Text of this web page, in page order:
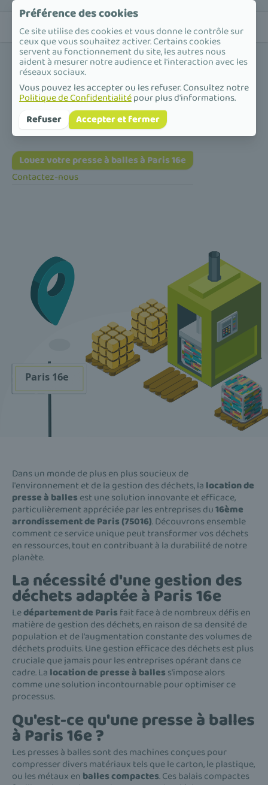
Accueil /Presse à balles /Île-de-France /Paris /Paris 16e
Presse à balles à Paris 16e
Louez votre presse à balles à Paris 16e
Contactez-nous
Dans un monde de plus en plus soucieux de
l'environnement et de la gestion des déchets, la location de
presse à balles est une solution innovante et efficace,
particulièrement appréciée par les entreprises du16ème
arrondissement de Paris (75016). Découvrons ensemble
comment ce service unique peut transformer vos déchets
en ressources, tout en contribuant à la durabilité de notre
planète.
La nécessité d'une gestion des
déchets adaptée à Paris 16e
Ledépartement de Paris fait face à de nombreux défis en
matière de gestion des déchets, en raison de sa densité de
population et de l'augmentation constante des volumes de
déchets produits. Une gestion efficace des déchets est plus
cruciale que jamais pour les entreprises opérant dans ce
cadre. La location de presse à balles s'impose alors
comme une solution incontournable pour optimiser ce
processus.
Qu'est-ce qu'une presse à balles
à Paris 16e ?
Les presses à balles sont des machines conçues pour
compresser divers matériaux tels que le carton, le plastique,
ou les métaux en balles compactes. Ces balais compactes
Préférence des cookies
Ce site utilise des cookies et vous donne le contrôle sur
ceux que vous souhaitez activer. Certains cookies
servent au fonctionnement du site, les autres nous
aident à mesurer notre audience et l'interaction avec les
réseaux sociaux.
Vous pouvez les accepter ou les refuser. Consultez notre
Politique de Confidentialitépour plus d'informations.
Refuser
Accepter et fermer